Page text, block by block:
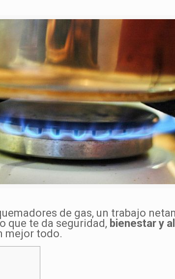
de gas, un trabajo
que te da seguridad, bienestar y
mejor todo.